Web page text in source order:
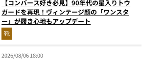
【コンバース好き必見】90年代の星入りトウ
ガードを再現！ヴィンテージ顔の「ワンスタ
ー」が履き心地もアップデート
靴
2026/08/06 18:00